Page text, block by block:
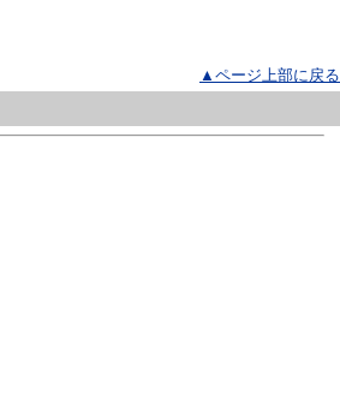
▲ページ上部に戻る